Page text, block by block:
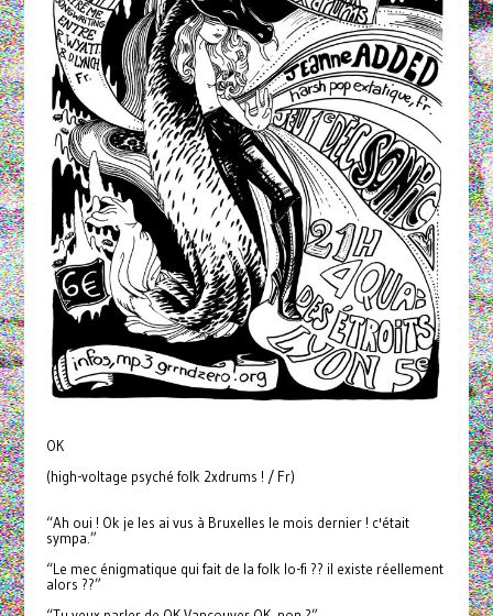
OK
(high-voltage psyché folk 2xdrums ! / Fr)
“Ah oui ! Ok je les ai vus à Bruxelles le mois dernier ! c'était
sympa.”
“Le mec énigmatique qui fait de la folk lo-fi ?? il existe réellement
alors ??”